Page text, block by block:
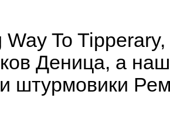
Way To
Деница, а
штурмовики